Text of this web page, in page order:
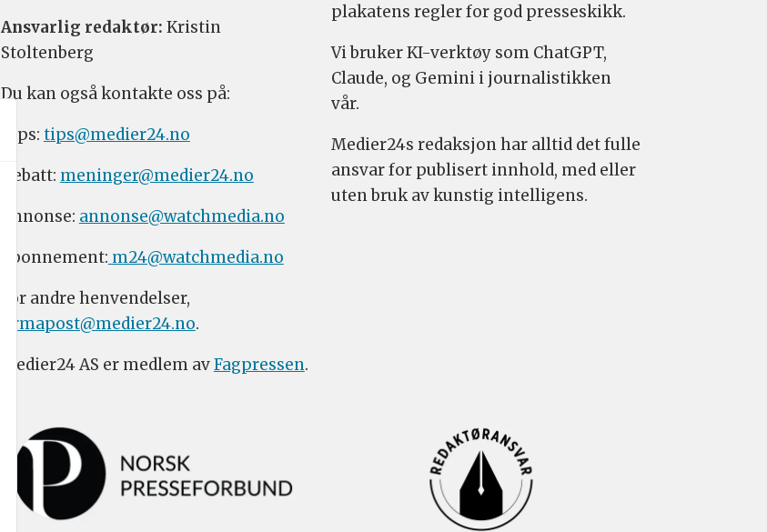
Ansvarlig redaktør: Kristin
Stoltenberg
Du kan også kontakte oss på:
Tips: tips@medier24.no
Debatt: meninger@medier24.no
Annonse: annonse@watchmedia.no
Abonnement: m24@watchmedia.no
For andre henvendelser,
firmapost@medier24.no.
Medier24 AS er medlem avFagpressen.
plakatens regler for god presseskikk.
Vi bruker KI-verktøy som ChatGPT,
Claude, og Gemini i journalistikken
vår.
Medier24s redaksjon har alltid det fulle
ansvar for publisert innhold, med eller
uten bruk av kunstig intelligens.